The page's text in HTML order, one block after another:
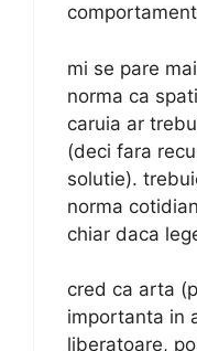
mi se pare
norma ca
caruia ar
(deci fara
solutie).
norma
chiar daca
cred ca arta
importanta in
liberatoare,